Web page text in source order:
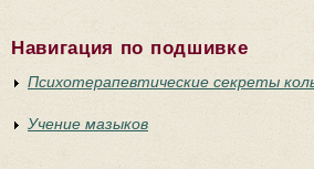
Навигация по подшивке
Психотерапевтические секреты
Учение мазыков